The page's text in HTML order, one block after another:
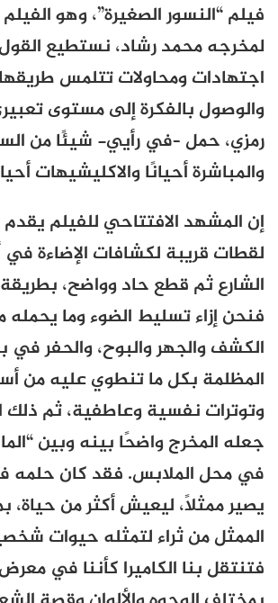
فيلم “النسور الصغيرة”، وهو
لمخرجه محمد رشاد، نستطيع
اجتهادات ومحاولات تتلمس
والوصول بالفكرة إلى مستوى
رمزي، حمل –في رأيي- شيئًا من
والمباشرة أحيانًا والاكليشيهات
إن المشهد الافتتاحي للفيلم يقدم
لقطات قريبة لكشافات الإضاءة في
الشارع ثم قطع حاد وواضح،
فنحن إزاء تسليط الضوء وما
الكشف والجهر والبوح، والحفر في
المظلمة بكل ما تنطوي عليه من
وتوترات نفسية وعاطفية، ثم ذلك
جعله المخرج واضحًا بينه وبين
في محل الملابس. فقد كان حلمه
يصير ممثلًا، ليعيش أكثر من حياة،
الممثل من ثراء لتمثله حيوات
فتنتقل بنا الكاميرا كأننا في